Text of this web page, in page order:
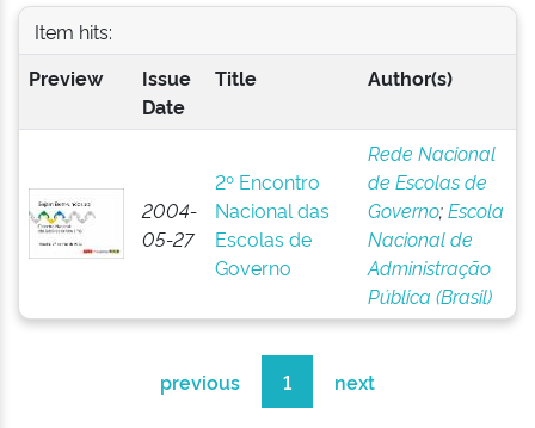
Item hits:
Preview
Issue
Date
Title Author(s)
2004-
05-27
2º Encontro
Nacional das
Escolas de
Governo
Rede Nacional
de Escolas de
Governo;Escola
Nacional de
Administração
Pública (Brasil)
previous 1 next